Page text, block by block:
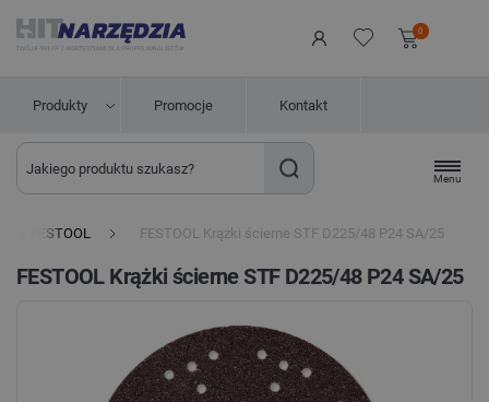
0
Produkty Promocje Kontakt
Menu
FESTOOL FESTOOL Krążki ścierne STF D225/48 P24 SA/25
FESTOOL Krążki ścierne STF D225/48 P24 SA/25